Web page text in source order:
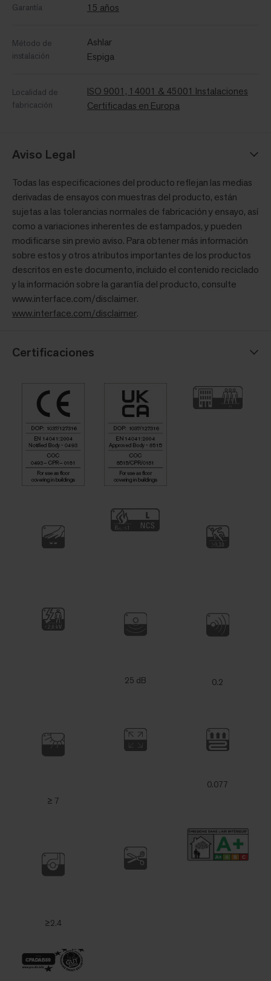
Garantía 15 años
Método de
instalación
Ashlar
Espiga
Localidad de
fabricación
ISO 9001, 14001 & 45001 Instalaciones
Certificadas en Europa
Aviso Legal
Todas las especificaciones del producto reflejan las medias
derivadas de ensayos con muestras del producto, están
sujetas a las tolerancias normales de fabricación y ensayo, así
como a variaciones inherentes de estampados, y pueden
modificarse sin previo aviso. Para obtener más información
sobre estos y otros atributos importantes de los productos
descritos en este documento, incluido el contenido reciclado
y la información sobre la garantía del producto, consulte
www.interface.com/disclaimer.
www.interface.com/disclaimer.
Certificaciones
25 dB 0.2
≥ 7
0.077
≥2.4